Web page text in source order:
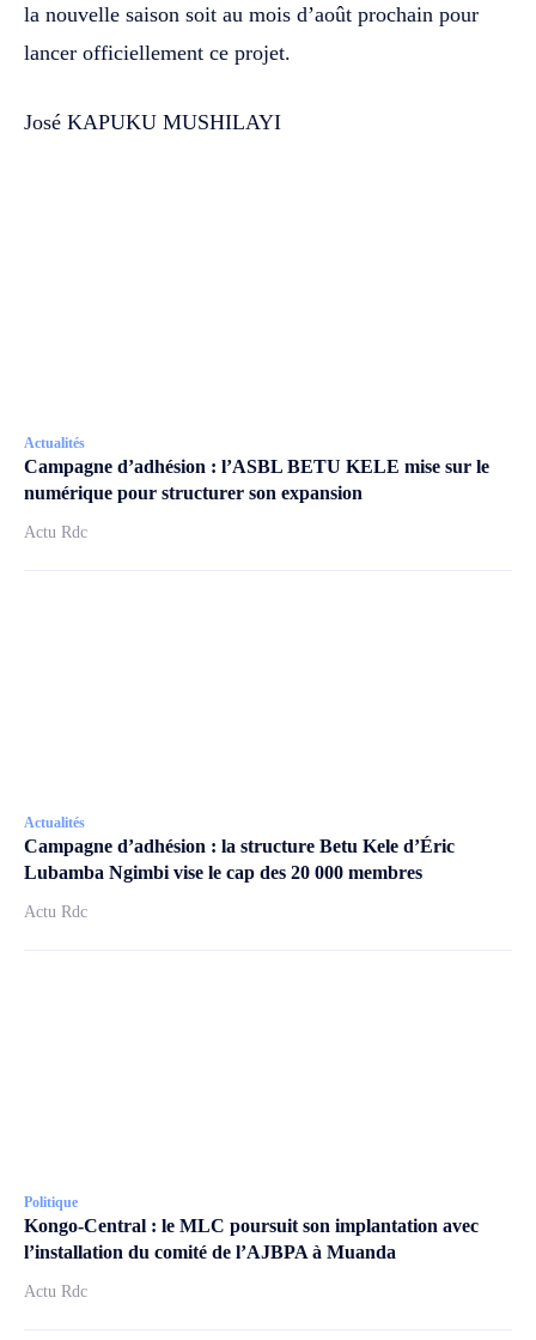
la nouvelle saison soit au mois d’août prochain pour
lancer officiellement ce projet.
José KAPUKU MUSHILAYI
Actualités
Campagne d’adhésion : l’ASBL BETU KELE mise sur le
numérique pour structurer son expansion
Actu Rdc
Actualités
Campagne d’adhésion : la structure Betu Kele d’Éric
Lubamba Ngimbi vise le cap des 20 000 membres
Actu Rdc
Politique
Kongo-Central : le MLC poursuit son implantation avec
l’installation du comité de l’AJBPA à Muanda
Actu Rdc